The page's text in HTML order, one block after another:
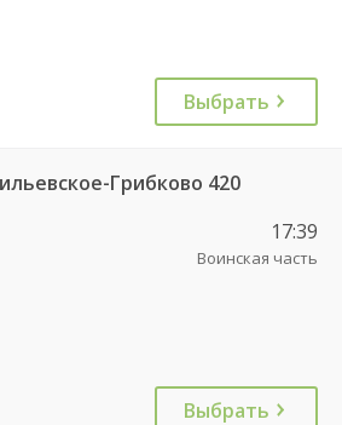
Выбрать
Грибково 420
17:39
Воинская часть
Выбрать